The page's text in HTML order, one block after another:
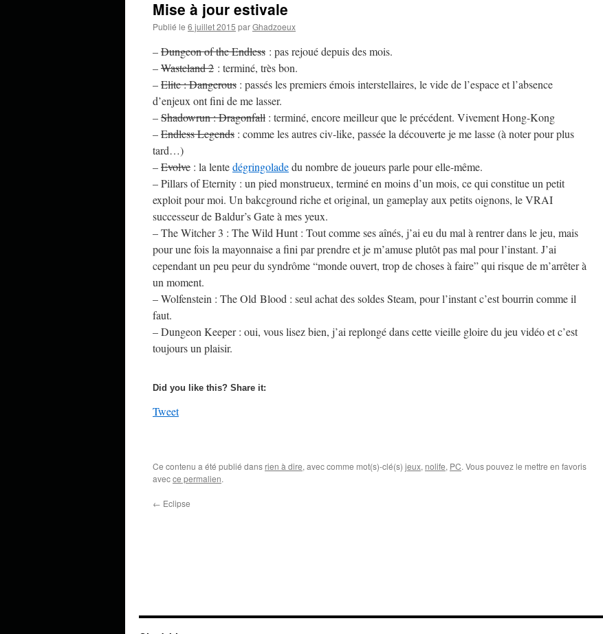
Mise à jour estivale
Publié le 6 juillet 2015 parGhadzoeux
–Dungeon of the Endless : pas rejoué depuis des mois.
–Wasteland 2 : terminé, très bon.
–Elite : Dangerous : passés les premiers émois interstellaires, le vide de l’espace et l’absence
d’enjeux ont fini de me lasser.
–Shadowrun : Dragonfall : terminé, encore meilleur que le précédent. Vivement Hong-Kong
–Endless Legends : comme les autres civ-like, passée la découverte je me lasse (à noter pour plus
tard…)
–Evolve : la lentedégringoladedu nombre de joueurs parle pour elle-même.
– Pillars of Eternity : un pied monstrueux, terminé en moins d’un mois, ce qui constitue un petit
exploit pour moi. Un bakcground riche et original, un gameplay aux petits oignons, le VRAI
successeur de Baldur’s Gate à mes yeux.
– The Witcher 3 : The Wild Hunt : Tout comme ses aînés, j’ai eu du mal à rentrer dans le jeu, mais
pour une fois la mayonnaise a fini par prendre et je m’amuse plutôt pas mal pour l’instant. J’ai
cependant un peu peur du syndrôme “monde ouvert, trop de choses à faire” qui risque de m’arrêter à
un moment.
– Wolfenstein : The Old Blood : seul achat des soldes Steam, pour l’instant c’est bourrin comme il
faut.
– Dungeon Keeper : oui, vous lisez bien, j’ai replongé dans cette vieille gloire du jeu vidéo et c’est
toujours un plaisir.
Did you like this? Share it:
Tweet
Ce contenu a été publié dans rien à dire, avec comme mot(s)-clé(s) jeux, nolife, PC. Vous pouvez le mettre en favoris
avecce permalien.
← Eclipse